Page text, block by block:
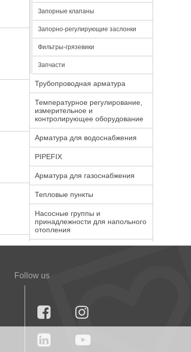
Запорные клапаны
Запорно-регулирующие заслонки
Фильтры-грязевики
Запчасти
Трубопроводная арматура
Температурное регулирование,
измерительное и
контролирующее оборудование
Арматура для водоснабжения
PIPEFIX
Арматура для газоснабжения
Тепловые пункты
Насосные группы и
принадлежности для напольного
отопления
Follow us



